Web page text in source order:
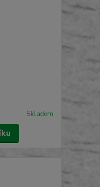
Skladem